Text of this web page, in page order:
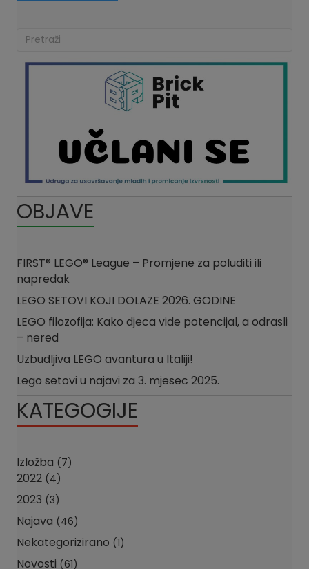
OBJAVE
FIRST® LEGO® League – Promjene za poluditi ili
napredak
LEGO SETOVI KOJI DOLAZE 2026. GODINE
LEGO filozofija: Kako djeca vide potencijal, a odrasli
– nered
Uzbudljiva LEGO avantura u Italiji!
Lego setovi u najavi za 3. mjesec 2025.
KATEGOGIJE
Izložba (7)
2022 (4)
2023 (3)
Najava (46)
Nekategorizirano (1)
Novosti (61)